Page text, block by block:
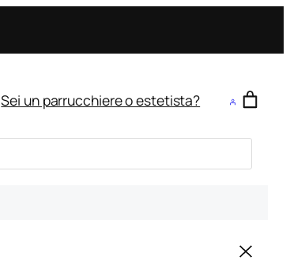
Sei un parrucchiere o estetista?